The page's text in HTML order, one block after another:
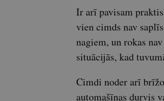
Ir arī pavisam
vien cimds nav
nagiem, un rokas
situācijās, kad
Cimdi noder arī
automašīnas durvis